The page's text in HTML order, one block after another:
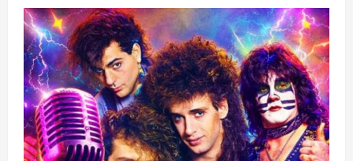
lamentó
muerte
de
chilena
en
Israel:
“Reiteramos
el
enérgico
llamado
a
deponer
la
violencia”